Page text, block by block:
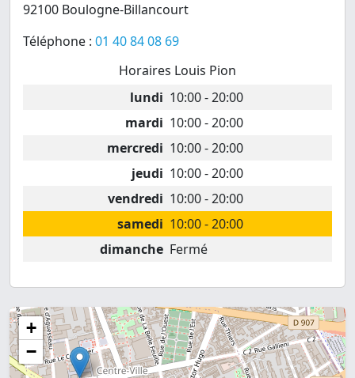
92100 Boulogne-Billancourt
Téléphone : 01 40 84 08 69
Horaires Louis Pion
lundi 10:00 - 20:00
mardi 10:00 - 20:00
mercredi 10:00 - 20:00
jeudi 10:00 - 20:00
vendredi 10:00 - 20:00
samedi 10:00 - 20:00
dimanche Fermé
+
−